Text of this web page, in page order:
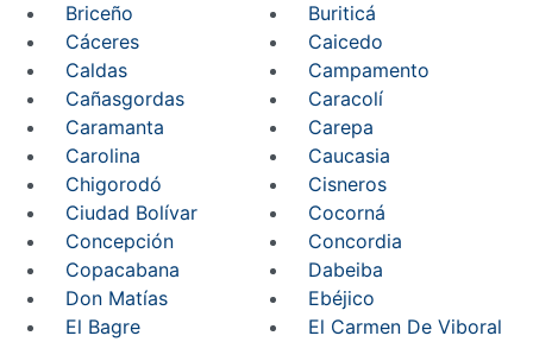
Briceño
Buriticá
Cáceres
Caicedo
Caldas
Campamento
Cañasgordas
Caracolí
Caramanta
Carepa
Carolina
Caucasia
Chigorodó
Cisneros
Ciudad Bolívar
Cocorná
Concepción
Concordia
Copacabana
Dabeiba
Don Matías
Ebéjico
El Bagre
El Carmen De Viboral